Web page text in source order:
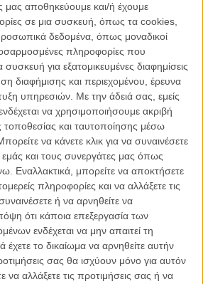
μας αποθηκεύουμε και/ή έχουμε
σε μια συσκευή, όπως τα cookies,
δεδομένα, όπως μοναδικοί
πληροφορίες που
για εξατομικευμένες διαφημίσεις
διαφήμισης και περιεχομένου, έρευνα
υπηρεσιών. Με την άδειά σας, εμείς
να χρησιμοποιήσουμε ακριβή
τοποθεσίας και ταυτοποίησης μέσω
να κάνετε κλικ για να συναινέσετε
και τους συνεργάτες μας όπως
Εναλλακτικά, μπορείτε να αποκτήσετε
πληροφορίες και να αλλάξετε τις
ή να αρνηθείτε να
ότι κάποια επεξεργασία των
ενδέχεται να μην απαιτεί τη
το δικαίωμα να αρνηθείτε αυτήν
σας θα ισχύουν μόνο για αυτόν
να αλλάξετε τις προτιμήσεις σας ή να
Επιστροφή στις Κάννες
Πόλυ Λυκούργου
των Σκηνοθετών
Κρασσακόπουλος
προσωπογραφία με ελληνική
το Τορόντο. Αναμεσά τους και οι
Κρασσακόπουλος
Κινηματογράφου Θεσσαλονίκης: